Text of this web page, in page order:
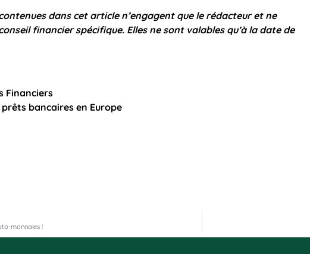
dans cet article n’engagent que le rédacteur et ne
financier spécifique. Elles ne sont valables qu’à la date de
Financiers
bancaires en Europe
monnaies !